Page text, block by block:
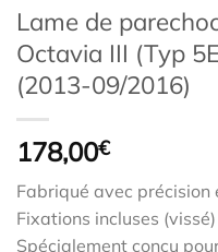
Lame de
Octavia III (Typ
(2013-09/2016)
178,00€
Fabriqué avec précision
Fixations incluses
Spécialement conçu